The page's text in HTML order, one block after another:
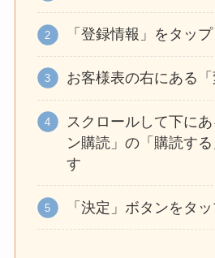
電
ニ
い
解
ニ
す
「登録情報」をタップ
お客様表の右にある
スクロールして下に
ン購読」の「購読す
す
「決定」ボタンをタ